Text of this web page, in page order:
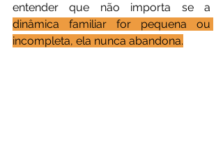
dinâmica familiar for pequena ou
incompleta, ela nunca abandona.